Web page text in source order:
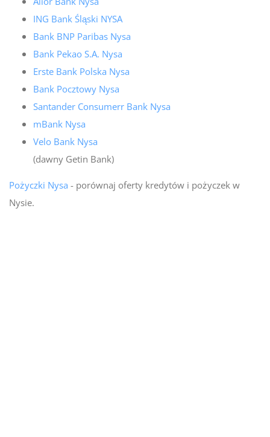
ING Bank Śląski NYSA
Bank BNP Paribas Nysa
Bank Pekao S.A. Nysa
Erste Bank Polska Nysa
Bank Pocztowy Nysa
Santander Consumerr Bank Nysa
mBank Nysa
Velo Bank Nysa
(dawny Getin Bank)
Pożyczki Nysa - porównaj oferty kredytów i pożyczek w
Nysie.